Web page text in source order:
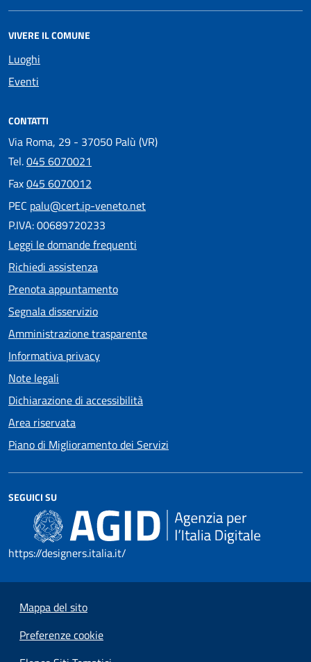
VIVERE IL COMUNE
Luoghi
Eventi
CONTATTI
Via Roma, 29 - 37050 Palù (VR)
Tel.045 6070021
Fax045 6070012
PEC palu@cert.ip-veneto.net
P.IVA: 00689720233
Leggi le domande frequenti
Richiedi assistenza
Prenota appuntamento
Segnala disservizio
Amministrazione trasparente
Informativa privacy
Note legali
Dichiarazione di accessibilità
Area riservata
Piano di Miglioramento dei Servizi
SEGUICI SU
https://designers.italia.it/
Mappa del sito
Preferenze cookie